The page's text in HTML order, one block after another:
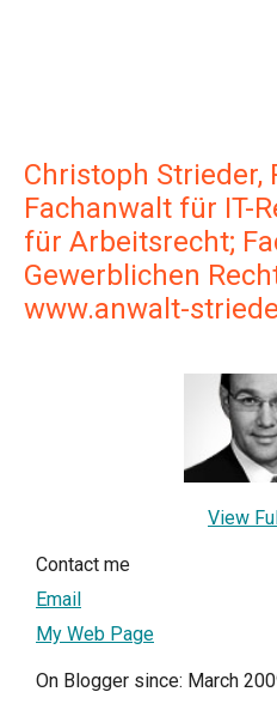
Christoph Strieder,
Fachanwalt für IT-
für Arbeitsrecht;
Gewerblichen
www.anwalt-
View
Contact me
Email
My Web Page
On Blogger since: March